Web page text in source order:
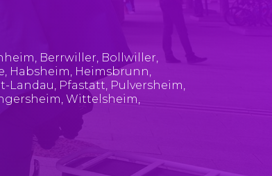
, Berrwiller, Bollwiller,
, Habsheim, Heimsbrunn,
Landau, Pfastatt, Pulversheim,
, Wittelsheim,